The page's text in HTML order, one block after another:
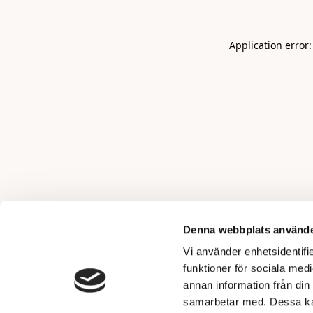
Denna webbplats
Vi använder
funktioner för sociala
annan information från
samarbetar med. Dessa
Application